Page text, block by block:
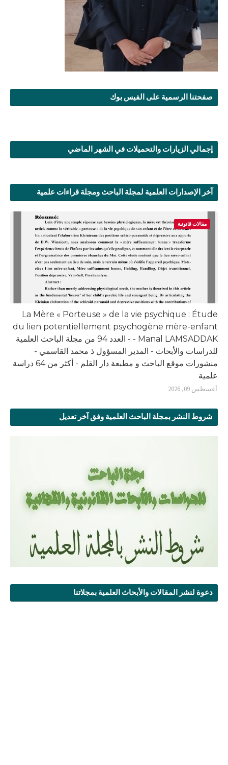
صفحتنا الرسمية على الفيس بوك
إجمالي الزيارات والتحميلات في الشهر الماضي
آخر الإصدارات العلمية لمجلة الباحث ومجلة قراءات علمية
مقالات قانونية
La Mère « Porteuse » de la vie psychique : Étude
du lien potentiellement psychogène mère-enfant
- Manal LAMSADDAK - العدد 94 من مجلة الباحث العلمية
للدراسات والأبحاث - المدير المسؤول ذ محمد القاسمي -
منشورات موقع الباحث و مطبعة دار القلم - أكثر من 64 دراسة
علمية
أغسطس 09, 2026
شروط النشر بمجلة الباحث العلمية وفق آخر تعديل
دعوة لنشر المقالات والأبحاث العلمية بمجلاتنا